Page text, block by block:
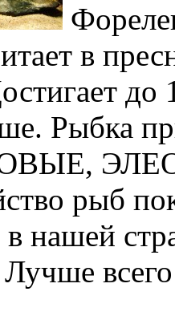
в
до
Рыбка
рыб
в нашей